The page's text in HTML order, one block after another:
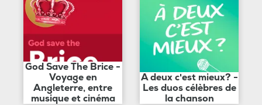
God Save The Brice -
Voyage en
Angleterre, entre
musique et cinéma
A deux c'est mieux? -
Les duos célèbres de
la chanson